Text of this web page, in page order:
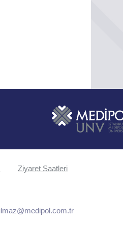
Ziyaret Saatleri